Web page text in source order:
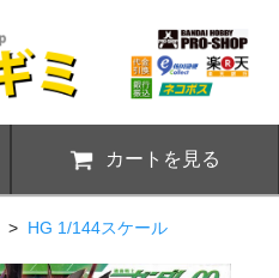
カートを見る
> HG 1/144スケール